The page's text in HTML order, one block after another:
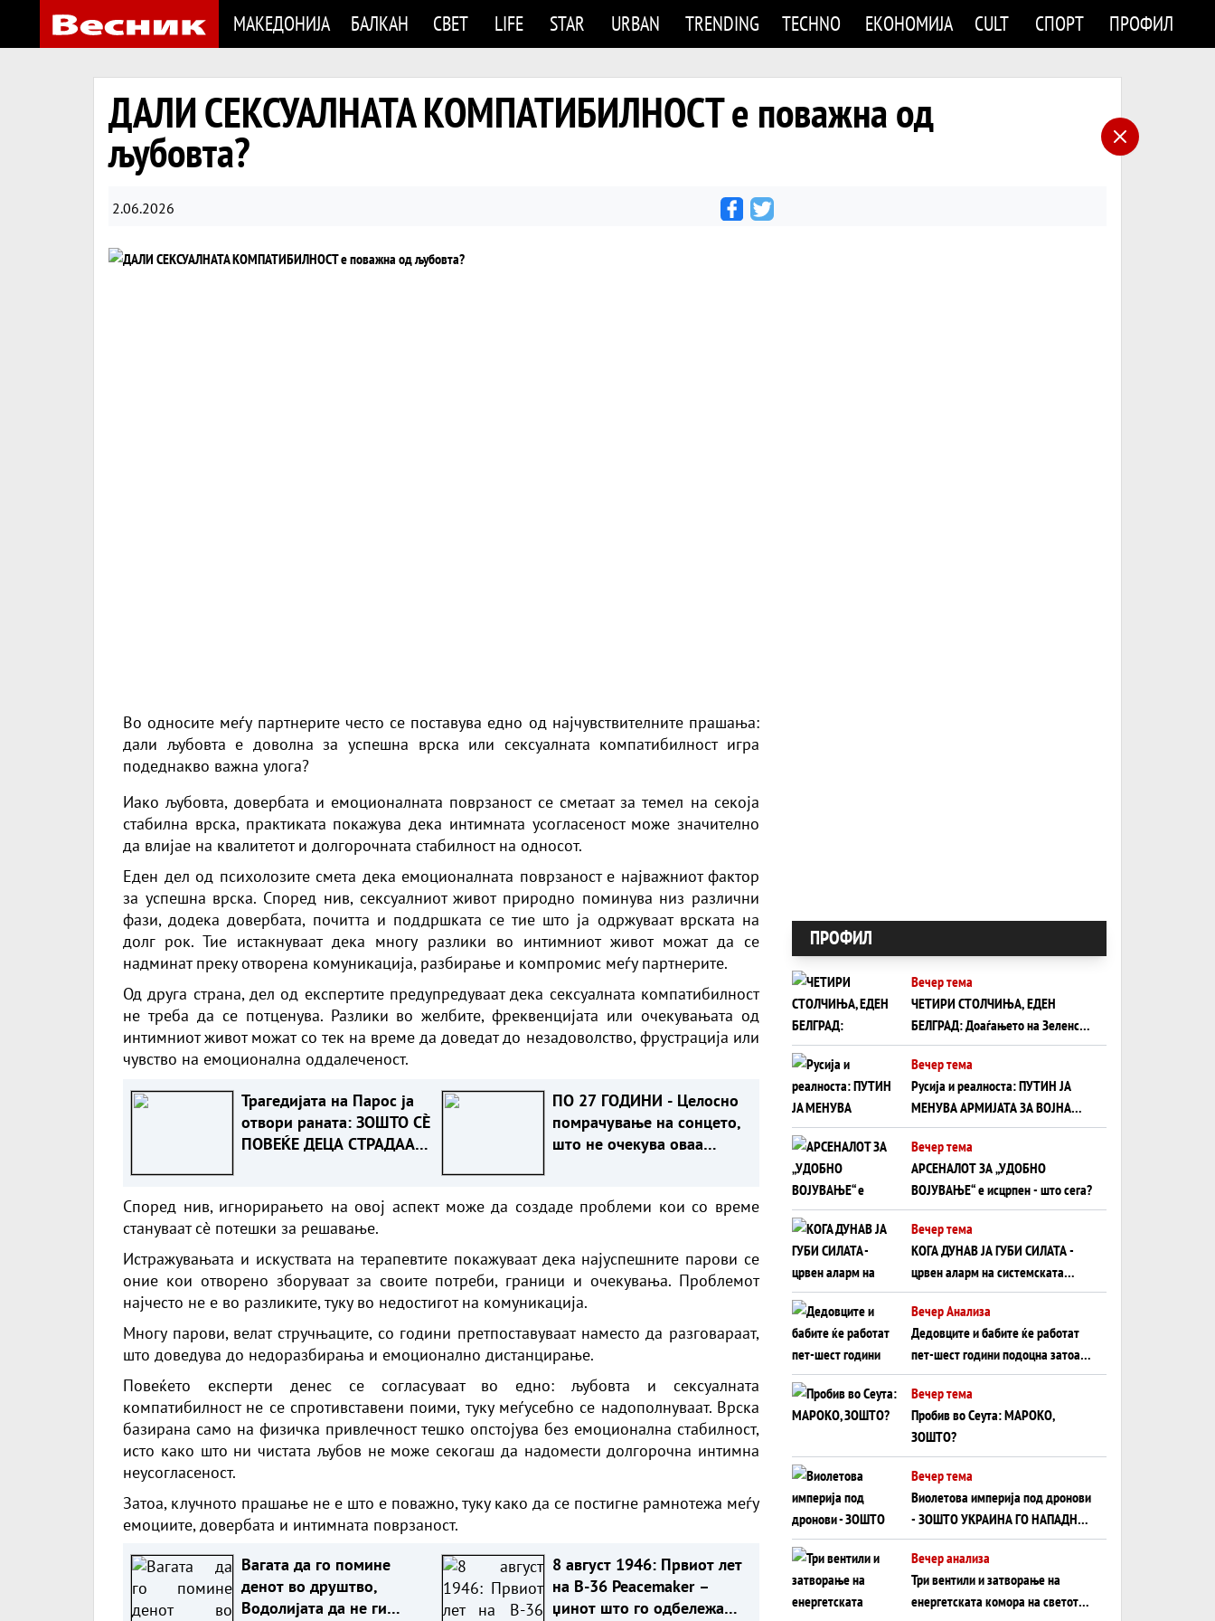
МАКЕДОНИЈА БАЛКАН СВЕТ LIFE STAR URBAN TRENDING TECHNO ЕКОНОМИЈА CULT СПОРТ ПРОФИЛ
ДАЛИ СЕКСУАЛНАТА КОМПАТИБИЛНОСТ е поважна од
љубовта?
2.06.2026
Во односите меѓу партнерите често се поставува едно од најчувствителните прашања:
дали љубовта е доволна за успешна врска или сексуалната компатибилност игра
подеднакво важна улога?
Иако љубовта, довербата и емоционалната поврзаност се сметаат за темел на секоја
стабилна врска, практиката покажува дека интимната усогласеност може значително
да влијае на квалитетот и долгорочната стабилност на односот.
Еден дел од психолозите смета дека емоционалната поврзаност е најважниот фактор
за успешна врска. Според нив, сексуалниот живот природно поминува низ различни
фази, додека довербата, почитта и поддршката се тие што ја одржуваат врската на
долг рок. Тие истакнуваат дека многу разлики во интимниот живот можат да се
надминат преку отворена комуникација, разбирање и компромис меѓу партнерите.
Од друга страна, дел од експертите предупредуваат дека сексуалната компатибилност
не треба да се потценува. Разлики во желбите, фреквенцијата или очекувањата од
интимниот живот можат со тек на време да доведат до незадоволство, фрустрација или
чувство на емоционална оддалеченост.
Трагедијата на Парос ја
отвори раната: ЗОШТО СÈ
ПОВЕЌЕ ДЕЦА СТРАДААТ
ПО 27 ГОДИНИ - Целосно
помрачување на сонцето,
што не очекува оваа
Според нив, игнорирањето на овој аспект може да создаде проблеми кои со време
стануваат сè потешки за решавање.
Истражувањата и искуствата на терапевтите покажуваат дека најуспешните парови се
оние кои отворено зборуваат за своите потреби, граници и очекувања. Проблемот
најчесто не е во разликите, туку во недостигот на комуникација.
Многу парови, велат стручњаците, со години претпоставуваат наместо да разговараат,
што доведува до недоразбирања и емоционално дистанцирање.
Повеќето експерти денес се согласуваат во едно: љубовта и сексуалната
компатибилност не се спротивставени поими, туку меѓусебно се надополнуваат. Врска
базирана само на физичка привлечност тешко опстојува без емоционална стабилност,
исто како што ни чистата љубов не може секогаш да надомести долгорочна интимна
неусогласеност.
Затоа, клучното прашање не е што е поважно, туку како да се постигне рамнотежа меѓу
емоциите, довербата и интимната поврзаност.
Вагата да го помине
денот во друштво,
Водолијата да не ги
8 август 1946: Првиот лет
на B-36 Peacemaker –
џинот што го одбележа
ПРОФИЛ
Вечер тема
ЧЕТИРИ СТОЛЧИЊА, ЕДЕН
БЕЛГРАД: Доаѓањето на Зеленски
ги открива тајните на политиката
на балансирање на Вучиќ
Вечер тема
Русија и реалноста: ПУТИН ЈА
МЕНУВА АРМИЈАТА ЗА ВОЈНА
ШТО ОСТАНУВА БЕЗ ФРОНТ
Вечер тема
АРСЕНАЛОТ ЗА „УДОБНО
ВОЈУВАЊЕ“ е исцрпен - што сега?
Вечер тема
КОГА ДУНАВ ЈА ГУБИ СИЛАТА -
црвен аларм на системската
плоча од јужна Германија до
Црното Море...
Вечер Анализа
Дедовците и бабите ќе работат
пет-шест години подоцна затоа
што НЕМААТ ВНУЦИ ДА ГИ
ЗАМЕНАТ
Вечер тема
Пробив во Сеута: МАРОКО,
ЗОШТО?
Вечер тема
Виолетова империја под дронови
- ЗОШТО УКРАИНА ГО НАПАДНА
РУСКИОТ WILDBERRIES
Вечер анализа
Три вентили и затворање на
енергетската комора на светот: